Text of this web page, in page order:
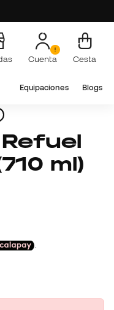
Cuenta Cesta
Equipaciones Blogs
ml)